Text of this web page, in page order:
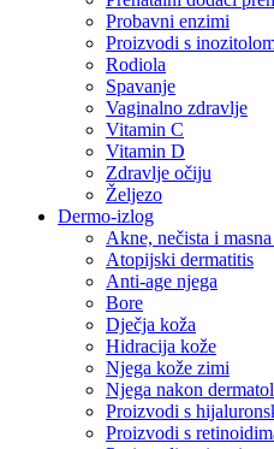
Probavni enzimi
Proizvodi s
Rodiola
Spavanje
Vaginalno zdravlje
Vitamin C
Vitamin D
Zdravlje očiju
Željezo
Dermo-izlog
Akne, nečista i
Atopijski dermatitis
Anti-age njega
Bore
Dječja koža
Hidracija kože
Njega kože zimi
Njega nakon
Proizvodi s
Proizvodi s